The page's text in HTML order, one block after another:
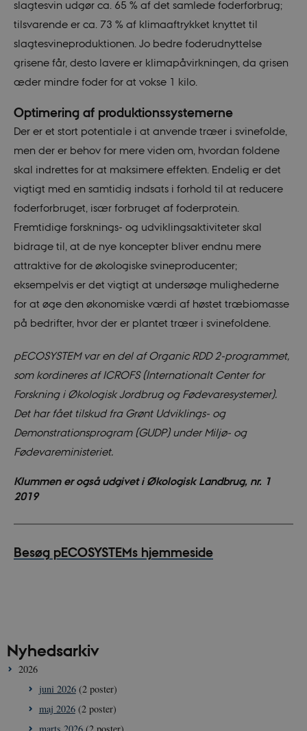
slagtesvin udgør ca. 65 % af det samlede foderforbrug;
tilsvarende er ca. 73 % af klimaaftrykket knyttet til
slagtesvineproduktionen. Jo bedre foderudnyttelse
grisene får, desto lavere er klimapåvirkningen, da grisen
æder mindre foder for at vokse 1 kilo.
Optimering af produktionssystemerne
Der er et stort potentiale i at anvende træer i svinefolde,
men der er behov for mere viden om, hvordan foldene
skal indrettes for at maksimere effekten. Endelig er det
vigtigt med en samtidig indsats i forhold til at reducere
foderforbruget, især forbruget af foderprotein.
Fremtidige forsknings- og udviklingsaktiviteter skal
bidrage til, at de nye koncepter bliver endnu mere
attraktive for de økologiske svineproducenter;
eksempelvis er det vigtigt at undersøge mulighederne
for at øge den økonomiske værdi af høstet træbiomasse
på bedrifter, hvor der er plantet træer i svinefoldene.
pECOSYSTEM var en del af Organic RDD 2-programmet,
som kordineres af ICROFS (Internationalt Center for
Forskning i Økologisk Jordbrug og Fødevaresystemer).
Det har fået tilskud fra Grønt Udviklings- og
Demonstrationsprogram (GUDP) under Miljø- og
Fødevareministeriet.
Klummen er også udgivet i Økologisk Landbrug, nr. 1
2019
Besøg pECOSYSTEMs hjemmeside
Nyhedsarkiv
2026
juni 2026(2 poster)
maj 2026(2 poster)